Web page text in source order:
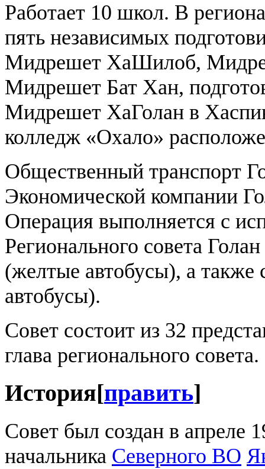
Работает 10 школ. В
пять независимых
Мидрешет ХаШилоб,
Мидрешет Бат Хан,
Мидрешет ХаГолан в
колледж «Охало»
Общественный транспорт
Экономической компании
Операция выполняется с
Регионального совета
(желтые автобусы), а также
автобусы).
Совет состоит из 32
глава регионального совета.
История[править]
Совет был создан в апреле
начальника Северного ВО